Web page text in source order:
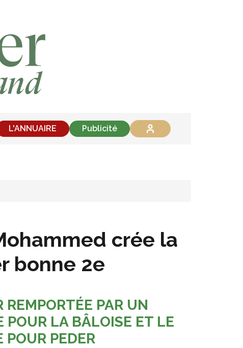
L'ANNUAIRE Publicité
crée la
bonne 2e
PAR UN
POUR LA BÂLOISE ET LE
PEDER